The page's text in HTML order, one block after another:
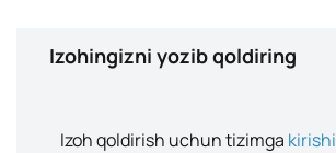
Izohingizni yozib qoldiring
Izoh qoldirish uchun tizimga